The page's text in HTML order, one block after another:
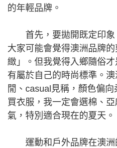
的年輕品牌。
首先，要拋開既定印象
大家可能會覺得澳洲品牌
緻」。但我覺得入鄉隨俗
有屬於自己的時尚標準。
閒、casual見稱，顏色偏
買衣服，我一定會選棉、
氣，特別適合現在的夏天。
運動和戶外品牌在澳洲